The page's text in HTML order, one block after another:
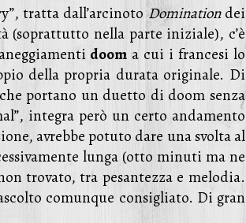
tratta dall’arcinotoDominationdei
(soprattutto nella parte iniziale), c’è
doom a cui i francesi lo
della propria durata originale. Di
portano un duetto di doom senza
integra però un certo andamento
avrebbe potuto dare una svolta al
lunga (otto minuti ma ne
trovato, tra pesantezza e melodia.
comunque consigliato. Di gran